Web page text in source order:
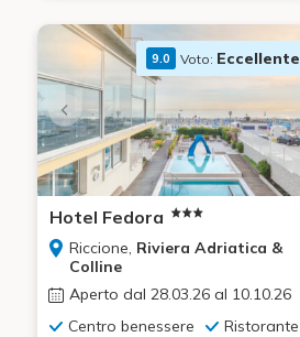
9.0 Voto: Eccellente
Hotel Fedora
Riccione, Riviera Adriatica &
Colline
Aperto dal 28.03.26 al 10.10.26
Centro benessere
Ristorante